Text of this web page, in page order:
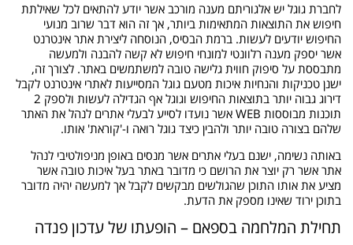
לחברת גוגל יש אלגוריתם מענה מורכב אשר יודע להתאים לכל שאילתת
חיפוש את התוצאות המתאימות ביותר, אך זה הוא דבר שרוב מנועי
החיפוש יודעים לעשות. ברמת הבסיס, הנוסחה ליצירת אתר אינטרנט
אשר יספק מענה רלוונטי למונחי חיפוש לא קשה להבנה ולמעשה
מתבססת על סיפוק חווית גלישה טובה למשתמשים באתר. לצורך זה,
ישנן טכניקות והנחיות איכות מטעם גוגל המסייעות לאתרי אינטרנט לקבל
דירוג גבוה יותר בתוצאות החיפוש וגוגל אף הגדילה לעשות ולספק 2
תוכנות מבוססות WEB אשר נועדו לסייע לבעלי אתרים לנהל את האתר
שלהם בצורה טובה יותר ולהבין כיצד גוגל רואה ו-'קוראת' אותו.
באותה נשימה, ישנם בעלי אתרים אשר מנסים באופן מניפולטיבי לנהל
אתר אשר רק יוצר את הרושם כי מדובר באתר בעל איכות טובה אשר
מציע את אותו התוכן שהגולשים מבקשים לקבל אך למעשה יהיה מדובר
בתוכן ירוד שאינו מספק את הדעת.
תחילת המלחמה בספאם – הופעתו של עדכון פנדה